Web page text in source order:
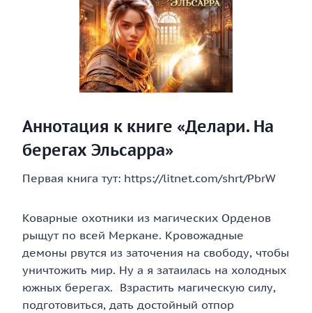
Аннотация к книге «Делари. На
берегах Эльсарра»
Первая книга тут: https://litnet.com/shrt/PbrW
Коварные охотники из магических Орденов
рыщут по всей Меркане. Кровожадные
демоны рвутся из заточения на свободу, чтобы
уничтожить мир. Ну а я затаилась на холодных
южных берегах. Взрастить магическую силу,
подготовиться, дать достойный отпор